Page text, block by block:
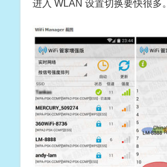
进入 WLAN 设置切换要快很多。